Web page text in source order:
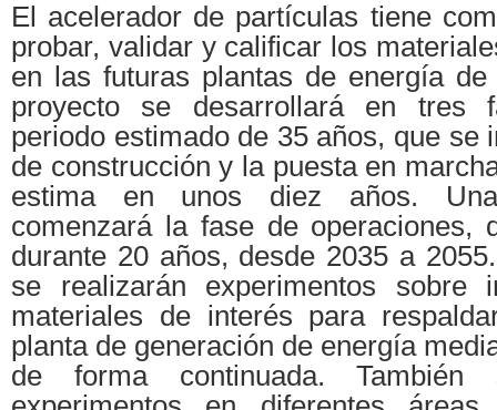
El acelerador de partículas tiene
probar, validar y calificar los
en las futuras plantas de energía
proyecto se desarrollará en tres
periodo estimado de 35 años, que se
de construcción y la puesta en
estima en unos diez años.
comenzará la fase de operaciones,
durante 20 años, desde 2035 a
se realizarán experimentos sobre
materiales de interés para
planta de generación de energía
de forma continuada. También